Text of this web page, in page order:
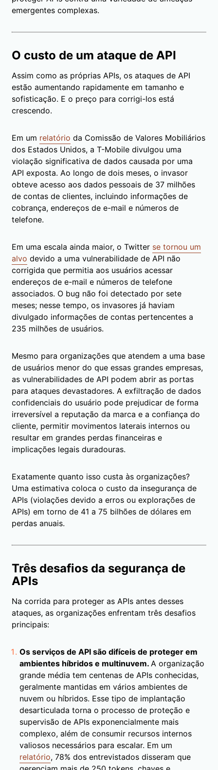
emergentes complexas.
O custo de um ataque de API
Assim como as próprias APIs, os ataques de API
estão aumentando rapidamente em tamanho e
sofisticação. E o preço para corrigi-los está
crescendo.
Em um relatório da Comissão de Valores Mobiliários
dos Estados Unidos, a T-Mobile divulgou uma
violação significativa de dados causada por uma
API exposta. Ao longo de dois meses, o invasor
obteve acesso aos dados pessoais de 37 milhões
de contas de clientes, incluindo informações de
cobrança, endereços de e-mail e números de
telefone.
Em uma escala ainda maior, o Twitter se tornou um
alvo devido a uma vulnerabilidade de API não
corrigida que permitia aos usuários acessar
endereços de e-mail e números de telefone
associados. O bug não foi detectado por sete
meses; nesse tempo, os invasores já haviam
divulgado informações de contas pertencentes a
235 milhões de usuários.
Mesmo para organizações que atendem a uma base
de usuários menor do que essas grandes empresas,
as vulnerabilidades de API podem abrir as portas
para ataques devastadores. A exfiltração de dados
confidenciais do usuário pode prejudicar de forma
irreversível a reputação da marca e a confiança do
cliente, permitir movimentos laterais internos ou
resultar em grandes perdas financeiras e
implicações legais duradouras.
Exatamente quanto isso custa às organizações?
Uma estimativa coloca o custo da insegurança de
APIs (violações devido a erros ou explorações de
APIs) em torno de 41 a 75 bilhões de dólares em
perdas anuais.
Três desafios da segurança de
APIs
Na corrida para proteger as APIs antes desses
ataques, as organizações enfrentam três desafios
principais:
Os serviços de API são difíceis de proteger em
ambientes híbridos e multinuvem. A organização
grande média tem centenas de APIs conhecidas,
geralmente mantidas em vários ambientes de
nuvem ou híbridos. Esse tipo de implantação
desarticulada torna o processo de proteção e
supervisão de APIs exponencialmente mais
complexo, além de consumir recursos internos
valiosos necessários para escalar. Em um
relatório, 78% dos entrevistados disseram que